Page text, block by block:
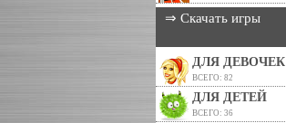
⇒ Скачать игры
ДЛЯ ДЕВОЧЕК
ВСЕГО: 82
ДЛЯ ДЕТЕЙ
ВСЕГО: 36